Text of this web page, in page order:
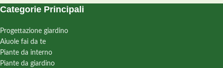
Categorie Principali
Progettazione giardino
Aiuole fai da te
Piante da interno
Piante da giardino